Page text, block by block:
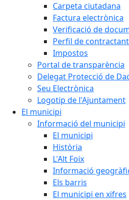
Carpeta ciutadana
Factura electrònica
Verificació de
Perfil de contractant
Impostos
Portal de transparència
Delegat Protecció de
Seu Electrònica
Logotip de l'Ajuntament
El municipi
Informació del municipi
El municipi
Història
L'Alt Foix
Informació
Els barris
El municipi en xifres